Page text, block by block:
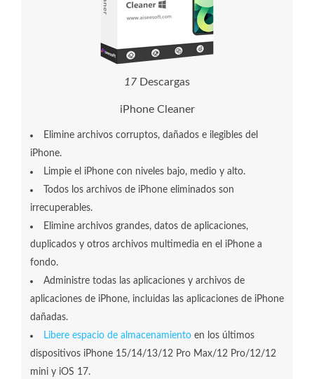
17 Descargas
iPhone Cleaner
Elimine archivos corruptos, dañados e ilegibles del
iPhone.
Limpie el iPhone con niveles bajo, medio y alto.
Todos los archivos de iPhone eliminados son
irrecuperables.
Elimine archivos grandes, datos de aplicaciones,
duplicados y otros archivos multimedia en el iPhone a
fondo.
Administre todas las aplicaciones y archivos de
aplicaciones de iPhone, incluidas las aplicaciones de iPhone
dañadas.
Libere espacio de almacenamiento en los últimos
dispositivos iPhone 15/14/13/12 Pro Max/12 Pro/12/12
mini y iOS 17.